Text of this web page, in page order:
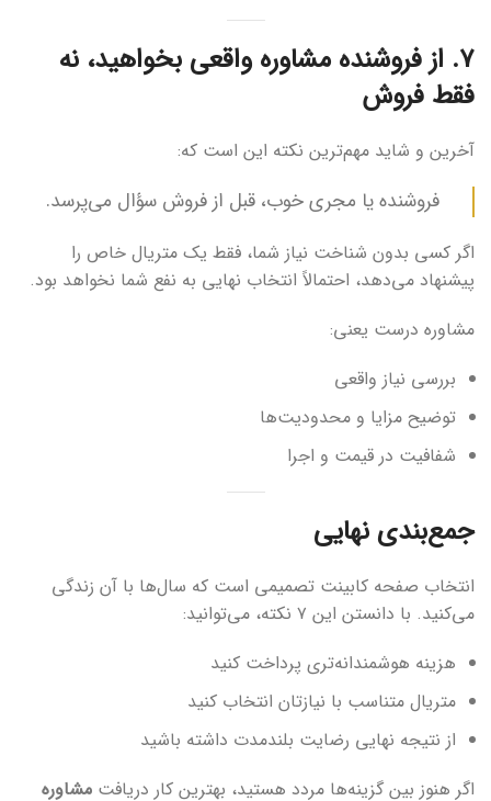
۷. از فروشنده مشاوره واقعی بخواهید، نه
فقط فروش
آخرین و شاید مهم‌ترین نکته این است که:
فروشنده یا مجری خوب، قبل از فروش سؤال می‌پرسد.
اگر کسی بدون شناخت نیاز شما، فقط یک متریال خاص را
پیشنهاد می‌دهد، احتمالاً انتخاب نهایی به نفع شما نخواهد بود.
مشاوره درست یعنی:
بررسی نیاز واقعی
توضیح مزایا و محدودیت‌ها
شفافیت در قیمت و اجرا
جمع‌بندی نهایی
انتخاب صفحه کابینت تصمیمی است که سال‌ها با آن زندگی
می‌کنید. با دانستن این ۷ نکته، می‌توانید:
هزینه هوشمندانه‌تری پرداخت کنید
متریال متناسب با نیازتان انتخاب کنید
از نتیجه نهایی رضایت بلندمدت داشته باشید
اگر هنوز بین گزینه‌ها مردد هستید، بهترین کار دریافت مشاوره